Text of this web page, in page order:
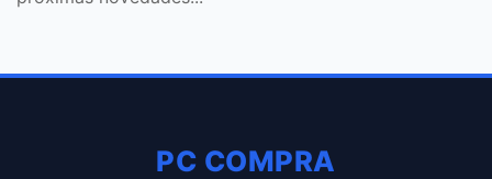
PC COMPRA